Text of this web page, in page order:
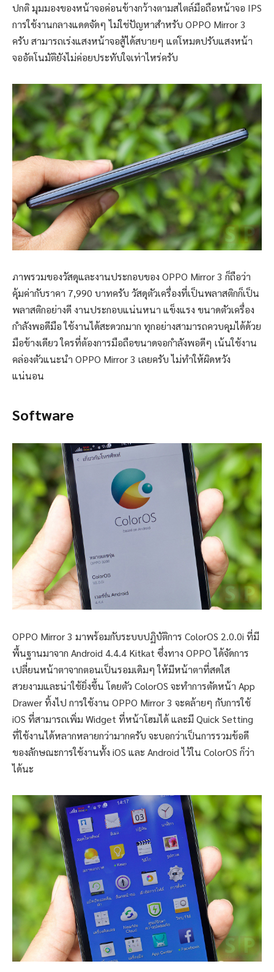
ปกติ มุมมองของหน้าจอค่อนข้างกว้างตามสไตล์มือถือหน้าจอ IPS
การใช้งานกลางแดดจัดๆ ไม่ใช่ปัญหาสำหรับ OPPO Mirror 3
ครับ สามารถเร่งแสงหน้าจอสู้ได้สบายๆ แต่โหมดปรับแสงหน้า
จออัตโนมัติยังไม่ค่อยประทับใจเท่าไหร่ครับ
ภาพรวมของวัสดุและงานประกอบของ OPPO Mirror 3 ก็ถือว่า
คุ้มค่ากับราคา 7,990 บาทครับ วัสดุตัวเครื่องที่เป็นพลาสติกก็เป็น
พลาสติกอย่างดี งานประกอบแน่นหนา แข็งแรง ขนาดตัวเครื่อง
กำลังพอดีมือ ใช้งานได้สะดวกมาก ทุกอย่างสามารถควบคุมได้ด้วย
มือข้างเดียว ใครที่ต้องการมือถือขนาดจอกำลังพอดีๆ เน้นใช้งาน
คล่องตัวแนะนำ OPPO Mirror 3 เลยครับ ไม่ทำให้ผิดหวัง
แน่นอน
Software
OPPO Mirror 3 มาพร้อมกับระบบปฏิบัติการ ColorOS 2.0.0i ที่มี
พื้นฐานมาจาก Android 4.4.4 Kitkat ซึ่งทาง OPPO ได้จัดการ
เปลี่ยนหน้าตาจากตอนเป็นรอมเดิมๆ ให้มีหน้าตาที่สดใส
สวยงามและน่าใช้ยิ่งขึ้น โดยตัว ColorOS จะทำการตัดหน้า App
Drawer ทิ้งไป การใช้งาน OPPO Mirror 3 จะคล้ายๆ กับการใช้
iOS ที่สามารถเพิ่ม Widget ที่หน้าโฮมได้ และมี Quick Setting
ที่ใช้งานได้หลากหลายกว่ามากครับ จะบอกว่าเป็นการรวมข้อดี
ของลักษณะการใช้งานทั้ง iOS และ Android ไว้ใน ColorOS ก็ว่า
ได้นะ